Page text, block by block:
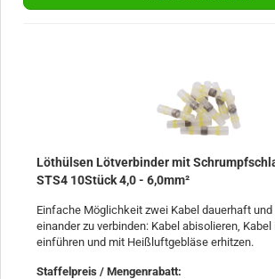
Löthülsen Lötverbinder mit
STS4 10Stück 4,0 - 6,0mm²
Einfache Möglichkeit zwei Kabel dauerhaft
einander zu verbinden: Kabel abisolieren,
einführen und mit Heißluftgebläse erhitzen.
Staffelpreis / Mengenrabatt: